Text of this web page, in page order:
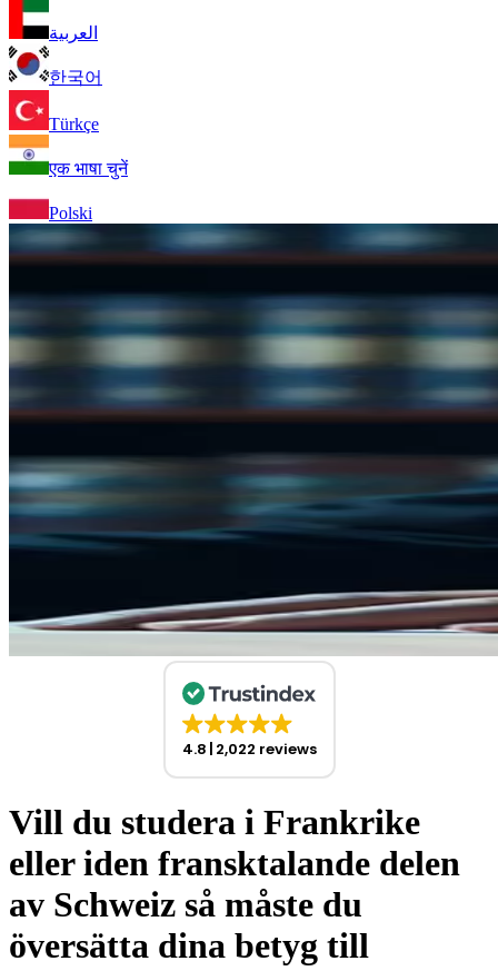
العربية
한국어
Türkçe
एक भाषा चुनें
Polski
4.8 2,022 reviews
Vill du studera i Frankrike
eller iden fransktalande delen
av Schweiz så måste du
översätta dina betyg till